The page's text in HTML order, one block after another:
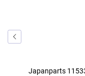
Japanparts